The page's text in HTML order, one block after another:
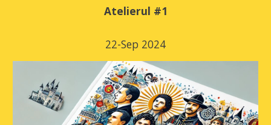
Atelierul #1
22-Sep 2024